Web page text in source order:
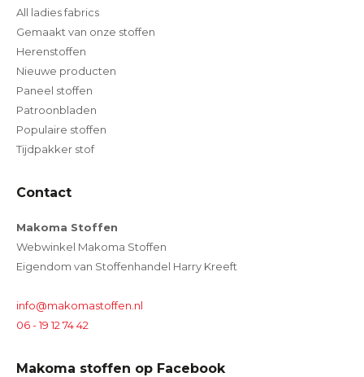
All ladies fabrics
Gemaakt van onze stoffen
Herenstoffen
Nieuwe producten
Paneel stoffen
Patroonbladen
Populaire stoffen
Tijdpakker stof
Contact
Makoma Stoffen
Webwinkel Makoma Stoffen
Eigendom van Stoffenhandel Harry Kreeft
info@makomastoffen.nl
06 - 19 12 74 42
Makoma stoffen op Facebook